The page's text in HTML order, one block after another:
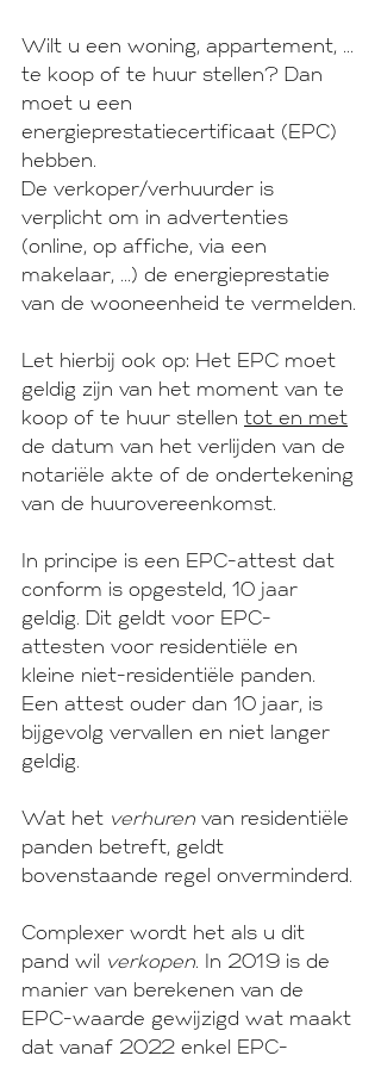
Wilt u een woning, appartement, ...
te koop of te huur stellen? Dan
moet u een
energieprestatiecertificaat (EPC)
hebben.
De verkoper/verhuurder is
verplicht om in advertenties
(online, op affiche, via een
makelaar, ...) de energieprestatie
van de wooneenheid te vermelden.
Let hierbij ook op: Het EPC moet
geldig zijn van het moment van te
koop of te huur stellen tot en met
de datum van het verlijden van de
notariële akte of de ondertekening
van de huurovereenkomst.
In principe is een EPC-attest dat
conform is opgesteld, 10 jaar
geldig. Dit geldt voor EPC-
attesten voor residentiële en
kleine niet-residentiële panden.
Een attest ouder dan 10 jaar, is
bijgevolg vervallen en niet langer
geldig.
Wat het verhuren van residentiële
panden betreft, geldt
bovenstaande regel onverminderd.
Complexer wordt het als u dit
pand wil
verkopen. In 2019 is de
manier van berekenen van de
EPC-waarde gewijzigd wat maakt
dat vanaf 2022 enkel EPC-